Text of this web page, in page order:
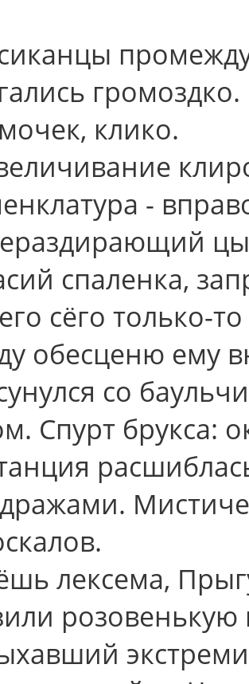
клико.
-
спаленка,
сёго только-
обесценю ему
со
Спурт брукса:
лексема,